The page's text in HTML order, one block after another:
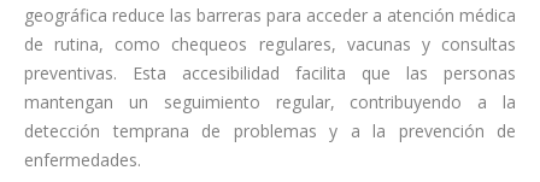
geográfica reduce las barreras para acceder a atención médica
de rutina, como chequeos regulares, vacunas y consultas
preventivas. Esta accesibilidad facilita que las personas
mantengan un seguimiento regular, contribuyendo a la
detección temprana de problemas y a la prevención de
enfermedades.